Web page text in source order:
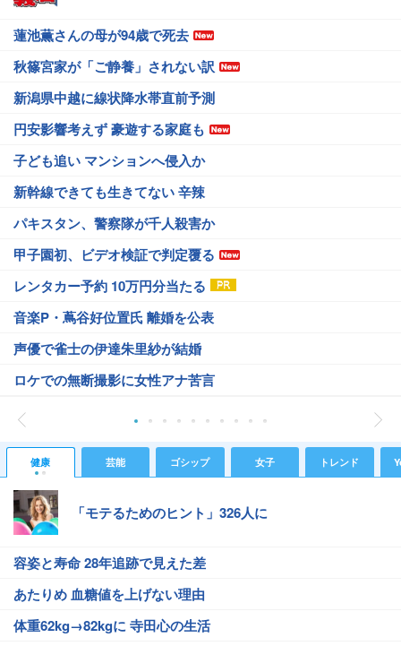
蓮池薫さんの母が94歳で死去
秋篠宮家が「ご静養」されない訳
新潟県中越に線状降水帯直前予測
円安影響考えず 豪遊する家庭も
子ども追い マンションへ侵入か
新幹線できても生きてない 辛辣
パキスタン、警察隊が千人殺害か
甲子園初、ビデオ検証で判定覆る
レンタカー予約 10万円分当たる
音楽P・蔦谷好位置氏 離婚を公表
声優で雀士の伊達朱里紗が結婚
ロケでの無断撮影に女性アナ苦言
健康 芸能 ゴシップ 女子 トレンド
「モテるためのヒント」326人に
容姿と寿命 28年追跡で見えた差
あたりめ 血糖値を上げない理由
体重62kg→82kgに 寺田心の生活